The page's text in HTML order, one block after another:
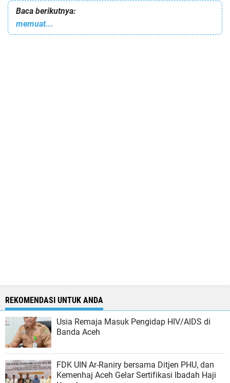
Baca berikutnya:
memuat...
REKOMENDASI UNTUK ANDA
Usia Remaja Masuk Pengidap HIV/AIDS di
Banda Aceh
FDK UIN Ar-Raniry bersama Ditjen PHU, dan
Kemenhaj Aceh Gelar Sertifikasi Ibadah Haji